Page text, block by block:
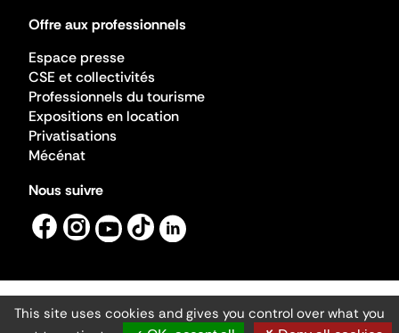
Offre aux professionnels
Espace presse
CSE et collectivités
Professionnels du tourisme
Expositions en location
Privatisations
Mécénat
Nous suivre
Mentions légales
Gestion des cookies
This site uses cookies and gives you control over what you